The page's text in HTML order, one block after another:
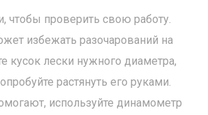
чтобы проверить свою работу.
избежать разочарований на
кусок лески нужного диаметра,
растянуть его руками.
используйте динамометр